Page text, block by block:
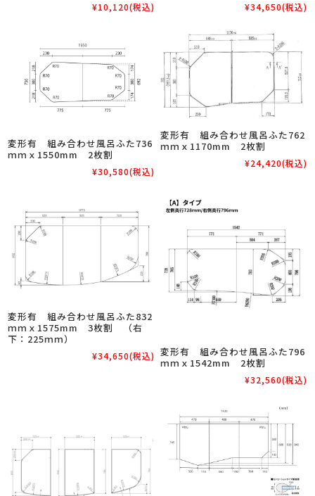
¥10,120(税込) ¥34,650(税込)
変形有 組み合わせ風呂ふた736
ｍｍｘ1550mm 2枚割
¥30,580(税込)
変形有 組み合わせ風呂ふた762
ｍｍｘ1170mm 2枚割
¥24,420(税込)
変形有 組み合わせ風呂ふた832
ｍｍｘ1575mm 3枚割 （右
下：225ｍｍ）
¥34,650(税込) 変形有 組み合わせ風呂ふた796
ｍｍｘ1542mm 2枚割
¥32,560(税込)